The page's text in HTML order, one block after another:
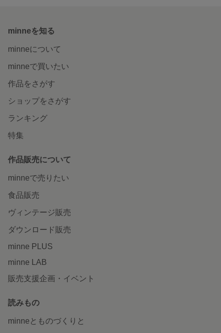
minneを知る
minneについて
minneで買いたい
作品をさがす
ショップをさがす
ランキング
特集
作品販売について
minneで売りたい
食品販売
ヴィンテージ販売
ダウンロード販売
minne PLUS
minne LAB
販売支援企画・イベント
読みもの
minneとものづくりと